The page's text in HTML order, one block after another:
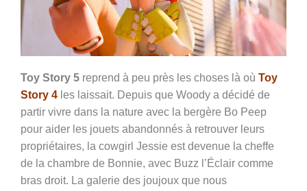
Toy Story 5 reprend à peu près les choses là où Toy
Story 4 les laissait. Depuis que Woody a décidé de
partir vivre dans la nature avec la bergère Bo Peep
pour aider les jouets abandonnés à retrouver leurs
propriétaires, la cowgirl Jessie est devenue la cheffe
de la chambre de Bonnie, avec Buzz l’Éclair comme
bras droit. La galerie des joujoux que nous